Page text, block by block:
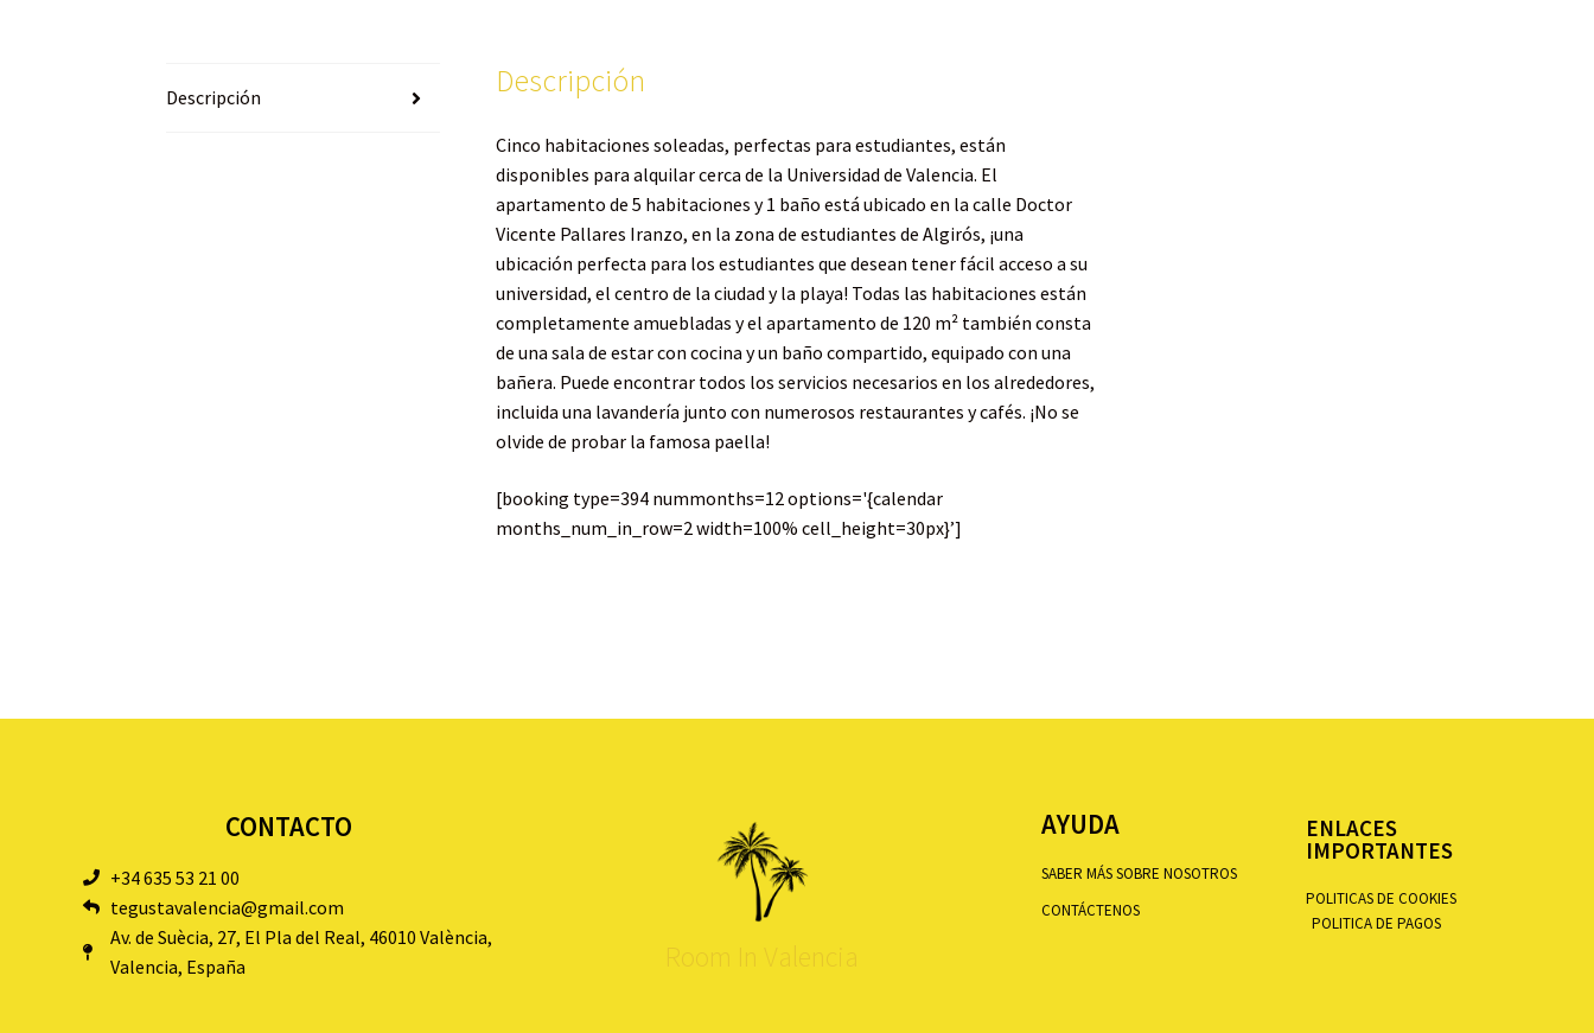
Descripción Descripción
Cinco habitaciones soleadas, perfectas para estudiantes, están
disponibles para alquilar cerca de la Universidad de Valencia. El
apartamento de 5 habitaciones y 1 baño está ubicado en la calle Doctor
Vicente Pallares Iranzo, en la zona de estudiantes de Algirós, ¡una
ubicación perfecta para los estudiantes que desean tener fácil acceso a su
universidad, el centro de la ciudad y la playa! Todas las habitaciones están
completamente amuebladas y el apartamento de 120 m² también consta
de una sala de estar con cocina y un baño compartido, equipado con una
bañera. Puede encontrar todos los servicios necesarios en los alrededores,
incluida una lavandería junto con numerosos restaurantes y cafés. ¡No se
olvide de probar la famosa paella!
[booking type=394 nummonths=12 options='{calendar
months_num_in_row=2 width=100% cell_height=30px}’]
CONTACTO
+34 635 53 21 00
tegustavalencia@gmail.com
Av. de Suècia, 27, El Pla del Real, 46010 València,
Valencia, España
Room In Valencia
AYUDA
SABER MÁS SOBRE NOSOTROS
CONTÁCTENOS
ENLACES
IMPORTANTES
POLITICAS DE COOKIES
POLITICA DE PAGOS